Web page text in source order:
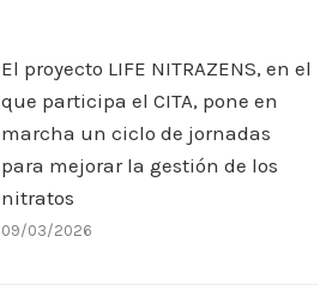
El proyecto LIFE NITRAZENS, en el
que participa el CITA, pone en
marcha un ciclo de jornadas
para mejorar la gestión de los
nitratos
09/03/2026